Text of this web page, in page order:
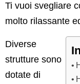
Ti vuoi svegliare
molto rilassante
Diverse
strutture sono
dotate di